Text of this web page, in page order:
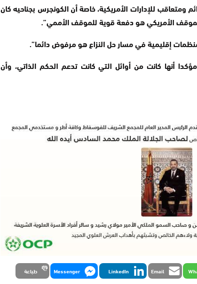
للإدارات الأمريكية، خاصة أن الكونجرس بجناحيه كان
الأمريكي هو دفعة قوية للموقف الأممي”.
إقليمية في مسار حل النزاع هو مرفوض دائما”.
أنها كانت من أوائل التي كانت تدعم الحكم الذاتي، وأن
Email
LinkedIn
Messenger طباعة